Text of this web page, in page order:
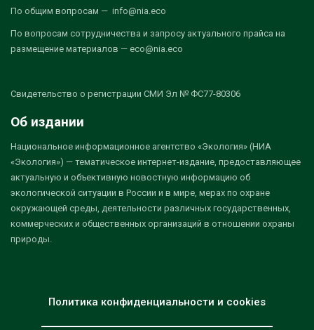
По общим вопросам — info@nia.eco
По вопросам сотрудничества и запросу актуального прайса на
размещение материалов — eco@nia.eco
Свидетельство о регистрации СМИ Эл № ФС77-80306
Об издании
Национальное информационное агентство «Экология» (НИА
«Экология») — тематическое интернет-издание, предоставляющее
актуальную и объективную новостную информацию об
экологической ситуации в России и в мире, мерах по охране
окружающей среды, деятельности различных государственных,
коммерческих и общественных организаций в отношении охраны
природы.
Политика конфиденциальности и cookies